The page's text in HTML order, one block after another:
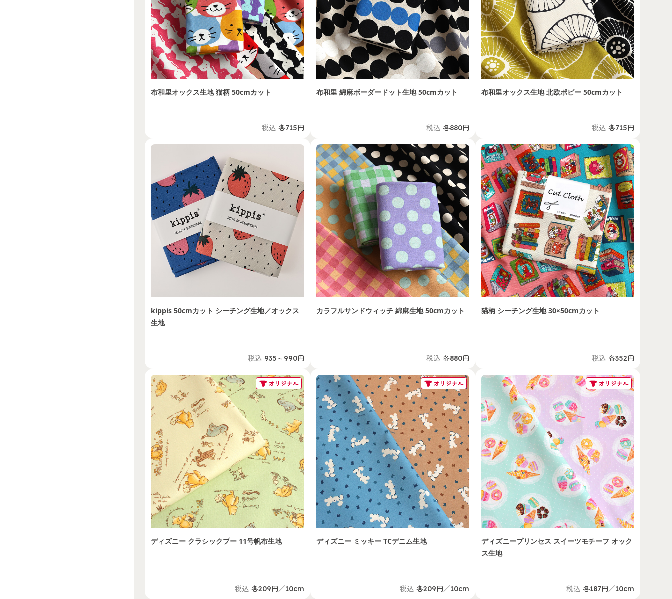
布和里オックス生地 猫柄 50cmカット
税込 各715円
布和里 綿麻ボーダードット生地 50cmカット
税込 各880円
布和里オックス生地 北欧ポピー 50cmカット
税込 各715円
kippis 50cmカット シーチング生地／オックス
生地
税込 935～990円
カラフルサンドウィッチ 綿麻生地 50cmカット
税込 各880円
猫柄 シーチング生地 30×50cmカット
税込 各352円
オリジナル
ディズニー クラシックプー 11号帆布生地
税込 各209円／10cm
オリジナル
ディズニー ミッキー TCデニム生地
税込 各209円／10cm
オリジナル
ディズニープリンセス スイーツモチーフ オック
ス生地
税込 各187円／10cm